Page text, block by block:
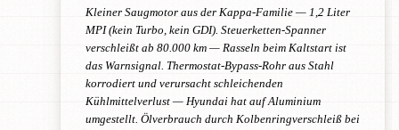
Kleiner Saugmotor aus der Kappa-Familie — 1,2 Liter
MPI (kein Turbo, kein GDI). Steuerketten-Spanner
verschleißt ab 80.000 km — Rasseln beim Kaltstart ist
das Warnsignal. Thermostat-Bypass-Rohr aus Stahl
korrodiert und verursacht schleichenden
Kühlmittelverlust — Hyundai hat auf Aluminium
umgestellt. Ölverbrauch durch Kolbenringverschleiß bei